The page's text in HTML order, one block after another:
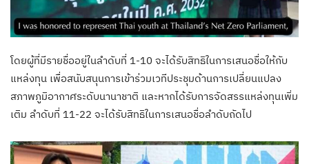
โดยผู้ที่มีรายชื่ออยู่ในลำดับที่ 1-10 จะได้รับสิทธิในการเสนอชื่อให้กับ
แหล่งทุน เพื่อสนับสนุนการเข้าร่วมเวทีประชุมด้านการเปลี่ยนแปลง
สภาพภูมิอากาศระดับนานาชาติ และหากได้รับการจัดสรรแหล่งทุนเพิ่ม
เติม ลำดับที่ 11-22 จะได้รับสิทธิในการเสนอชื่อลำดับถัดไป